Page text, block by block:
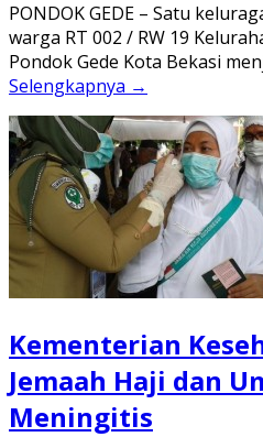
PONDOK GEDE – Satu
warga RT 002 / RW 19
Pondok Gede Kota Bekasi
Selengkapnya →
Kementerian
Jemaah Haji dan
Meningitis